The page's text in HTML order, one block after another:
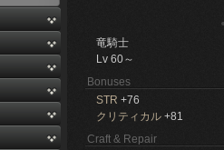
竜騎士
Lv 60～
Bonuses
STR +76
クリティカル +81
Craft & Repair